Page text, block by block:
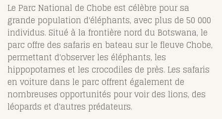
Le Parc National de Chobe est célèbre pour sa
grande population d'éléphants, avec plus de 50 000
individus. Situé à la frontière nord du Botswana, le
parc offre des safaris en bateau sur le fleuve Chobe,
permettant d'observer les éléphants, les
hippopotames et les crocodiles de près. Les safaris
en voiture dans le parc offrent également de
nombreuses opportunités pour voir des lions, des
léopards et d'autres prédateurs.